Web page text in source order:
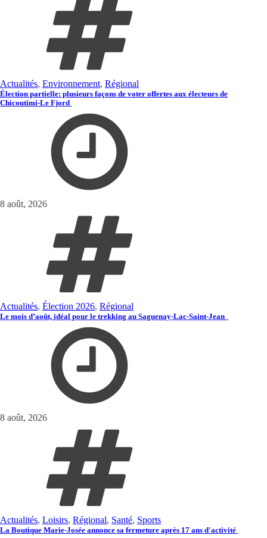
Actualités, Environnement, Régional
Élection partielle: plusieurs façons de voter offertes aux électeurs de
Chicoutimi-Le Fjord
8 août, 2026
Actualités, Élection 2026, Régional
Le mois d’août, idéal pour le trekking au Saguenay-Lac-Saint-Jean
8 août, 2026
Actualités, Loisirs, Régional, Santé, Sports
La Boutique Marie-Josée annonce sa fermeture après 17 ans d'activité